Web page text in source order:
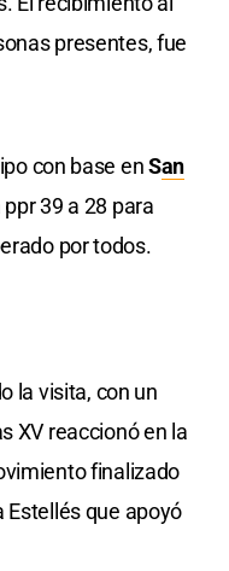
presentes, fue
con base enSan
39 a 28 para
por todos.
la visita, con un
XV reaccionó en la
finalizado
Estellés que apoyó